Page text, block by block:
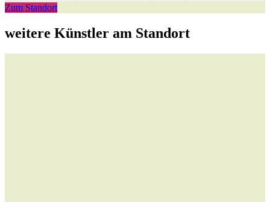
Zum Standort
weitere Künstler am Standort